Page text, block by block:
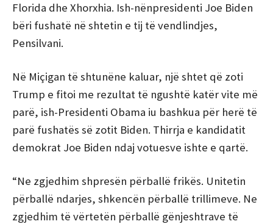
Florida dhe Xhorxhia. Ish-nënpresidenti Joe Biden
bëri fushatë në shtetin e tij të vendlindjes,
Pensilvani.
Në Miçigan të shtunëne kaluar, një shtet që zoti
Trump e fitoi me rezultat të ngushtë katër vite më
parë, ish-Presidenti Obama iu bashkua për herë të
parë fushatës së zotit Biden. Thirrja e kandidatit
demokrat Joe Biden ndaj votuesve ishte e qartë.
“Ne zgjedhim shpresën përballë frikës. Unitetin
përballë ndarjes, shkencën përballë trillimeve. Ne
zgjedhim të vërtetën përballë gënjeshtrave të